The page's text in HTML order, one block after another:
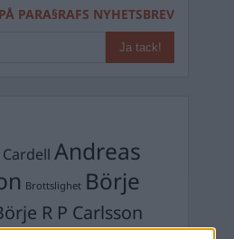
PARA§RAFS NYHETSBREV
Andreas
Brottslighet Börje
R P Carlsson